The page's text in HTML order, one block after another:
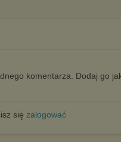
komentarza. Dodaj go
się zalogować